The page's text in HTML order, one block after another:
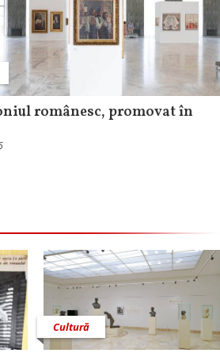
românesc, promovat în
Cultură